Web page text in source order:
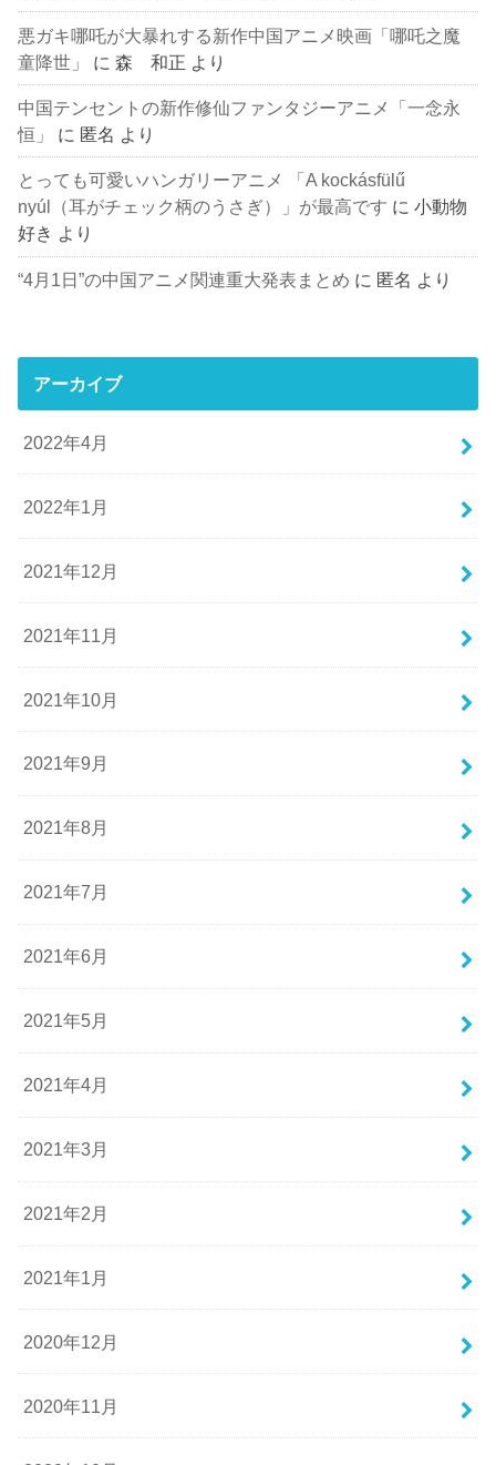
悪ガキ哪吒が大暴れする新作中国アニメ映画「哪吒之魔
童降世」
に森 和正 より
中国テンセントの新作修仙ファンタジーアニメ「一念永
恒」
に 匿名 より
とっても可愛いハンガリーアニメ 「A kockásfülű
nyúl（耳がチェック柄のうさぎ）」が最高です に小動物
好き より
“4月1日”の中国アニメ関連重大発表まとめ に 匿名 より
アーカイブ
2022年4月
2022年1月
2021年12月
2021年11月
2021年10月
2021年9月
2021年8月
2021年7月
2021年6月
2021年5月
2021年4月
2021年3月
2021年2月
2021年1月
2020年12月
2020年11月